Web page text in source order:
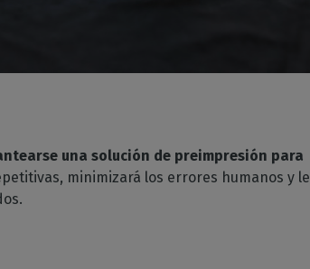
una solución de preimpresión para
minimizará los errores humanos y le